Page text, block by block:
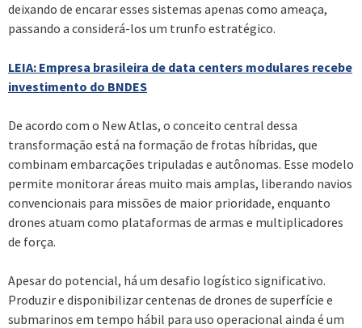
deixando de encarar esses sistemas apenas como ameaça,
passando a considerá-los um trunfo estratégico.
LEIA: Empresa brasileira de data centers modulares recebe
investimento do BNDES
De acordo com o New Atlas, o conceito central dessa
transformação está na formação de frotas híbridas, que
combinam embarcações tripuladas e autônomas. Esse modelo
permite monitorar áreas muito mais amplas, liberando navios
convencionais para missões de maior prioridade, enquanto
drones atuam como plataformas de armas e multiplicadores
de força.
Apesar do potencial, há um desafio logístico significativo.
Produzir e disponibilizar centenas de drones de superfície e
submarinos em tempo hábil para uso operacional ainda é um